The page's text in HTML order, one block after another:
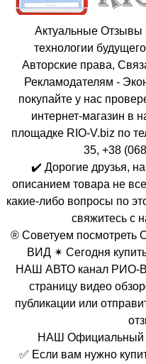
Актуальные Отзывы
технологии
Авторские права,
Рекламодателям -
покупайте у нас
интернет-магазин в
площадке RIO-V.biz по
35, +38
✔️ Дорогие друзья,
описанием товара не
какие-либо вопросы по
свяжитесь с
® Советуем
ВИД ✴ Сегодня
НАШ АВТО канал РИО-В
страницу видео
публикации или
НАШ Официальный
✅ Если вам нужно